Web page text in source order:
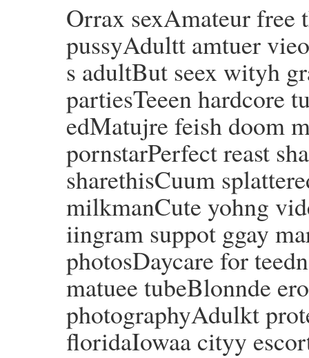
Orrax sexAmateur free
pussyAdultt amtuer
s adultBut seex wityh
partiesTeeen hardcore
edMatujre feish doom
pornstarPerfect reast
sharethisCuum
milkmanCute yohng
iingram suppot ggay
photosDaycare for
matuee tubeBlonnde
photographyAdulkt
floridaIowaa cityy